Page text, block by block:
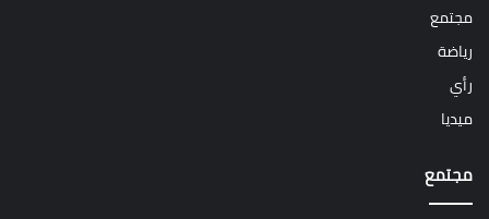
مجتمع
رياضة
رأي
ميديا
مجتمع